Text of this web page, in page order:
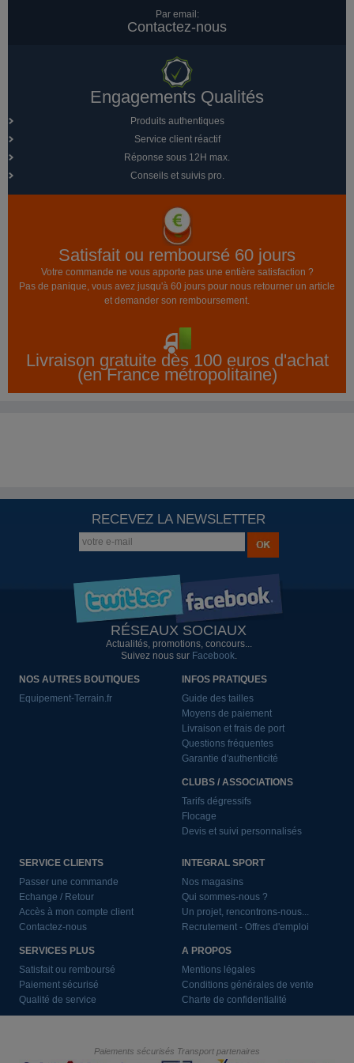
Par email:
Contactez-nous
Engagements Qualités
Produits authentiques
Service client réactif
Réponse sous 12H max.
Conseils et suivis pro.
Satisfait ou remboursé 60 jours
Votre commande ne vous apporte pas une entière satisfaction ?
Pas de panique, vous avez jusqu'à 60 jours pour nous retourner un article
et demander son remboursement.
Livraison gratuite dès 100 euros d'achat
(en France métropolitaine)
RECEVEZ LA NEWSLETTER
RÉSEAUX SOCIAUX
Actualités, promotions, concours...
Suivez nous sur Facebook.
NOS AUTRES BOUTIQUES
Equipement-Terrain.fr
INFOS PRATIQUES
Guide des tailles
Moyens de paiement
Livraison et frais de port
Questions fréquentes
Garantie d'authenticité
CLUBS / ASSOCIATIONS
Tarifs dégressifs
Flocage
Devis et suivi personnalisés
SERVICE CLIENTS
Passer une commande
Echange / Retour
Accès à mon compte client
Contactez-nous
SERVICES PLUS
Satisfait ou remboursé
Paiement sécurisé
Qualité de service
INTEGRAL SPORT
Nos magasins
Qui sommes-nous ?
Un projet, rencontrons-nous...
Recrutement - Offres d'emploi
A PROPOS
Mentions légales
Conditions générales de vente
Charte de confidentialité
Paiements sécurisés Transport partenaires